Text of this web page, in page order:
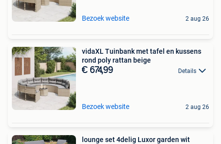
Bezoek website 2 aug 26
vidaXL Tuinbank met tafel en kussens
rond poly rattan beige
€ 674,99 Details
Bezoek website 2 aug 26
lounge set 4delig Luxor garden wit